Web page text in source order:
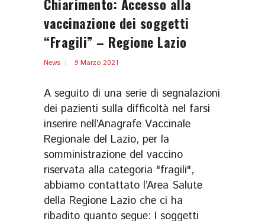
Chiarimento: Accesso alla
vaccinazione dei soggetti
“Fragili” – Regione Lazio
News 9 Marzo 2021
A seguito di una serie di segnalazioni
dei pazienti sulla difficoltà nel farsi
inserire nell’Anagrafe Vaccinale
Regionale del Lazio, per la
somministrazione del vaccino
riservata alla categoria "fragili",
abbiamo contattato l’Area Salute
della Regione Lazio che ci ha
ribadito quanto segue: I soggetti